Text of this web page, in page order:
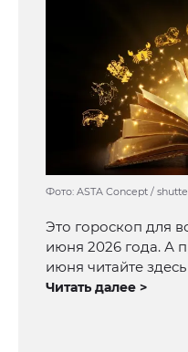
Фото: ASTA Concept /
Это гороскоп для
июня 2026 года. А
июня читайте здесь
Читать далее >